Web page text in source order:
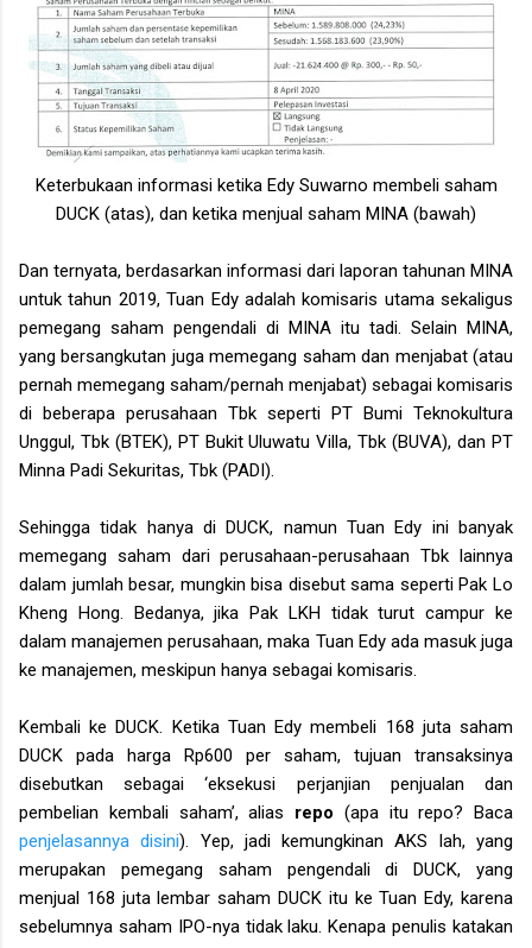
Keterbukaan informasi ketika Edy Suwarno membeli saham
DUCK (atas), dan ketika menjual saham MINA (bawah)
Dan ternyata, berdasarkan informasi dari laporan tahunan MINA
untuk tahun 2019, Tuan Edy adalah komisaris utama sekaligus
pemegang saham pengendali di MINA itu tadi. Selain MINA,
yang bersangkutan juga memegang saham dan menjabat (atau
pernah memegang saham/pernah menjabat) sebagai komisaris
di beberapa perusahaan Tbk seperti PT Bumi Teknokultura
Unggul, Tbk (BTEK), PT Bukit Uluwatu Villa, Tbk (BUVA), dan PT
Minna Padi Sekuritas, Tbk (PADI).
Sehingga tidak hanya di DUCK, namun Tuan Edy ini banyak
memegang saham dari perusahaan-perusahaan Tbk lainnya
dalam jumlah besar, mungkin bisa disebut sama seperti Pak Lo
Kheng Hong. Bedanya, jika Pak LKH tidak turut campur ke
dalam manajemen perusahaan, maka Tuan Edy ada masuk juga
ke manajemen, meskipun hanya sebagai komisaris.
Kembali ke DUCK. Ketika Tuan Edy membeli 168 juta saham
DUCK pada harga Rp600 per saham, tujuan transaksinya
disebutkan sebagai ‘eksekusi perjanjian penjualan dan
pembelian kembali saham’, alias repo (apa itu repo? Baca
penjelasannya disini).
Yep, jadi kemungkinan AKS lah, yang
merupakan pemegang saham pengendali di DUCK, yang
menjual 168 juta lembar saham DUCK itu ke Tuan Edy, karena
sebelumnya saham IPO-nya tidak laku. Kenapa penulis katakan